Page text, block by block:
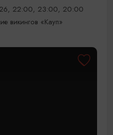
22:00, 23:00, 20:00
викингов «Кауп»